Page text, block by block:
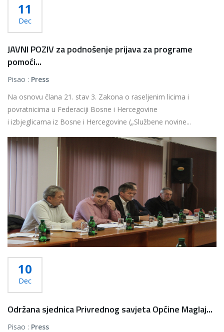
11
Dec
JAVNI POZIV za podnošenje prijava za programe
pomoći...
Pisao : Press
Na osnovu člana 21. stav 3. Zakona o raseljenim licima i
povratnicima u Federaciji Bosne i Hercegovine
i izbjeglicama iz Bosne i Hercegovine („Službene novine...
Više...
10
Dec
Održana sjednica Privrednog savjeta Općine Maglaj...
Pisao : Press